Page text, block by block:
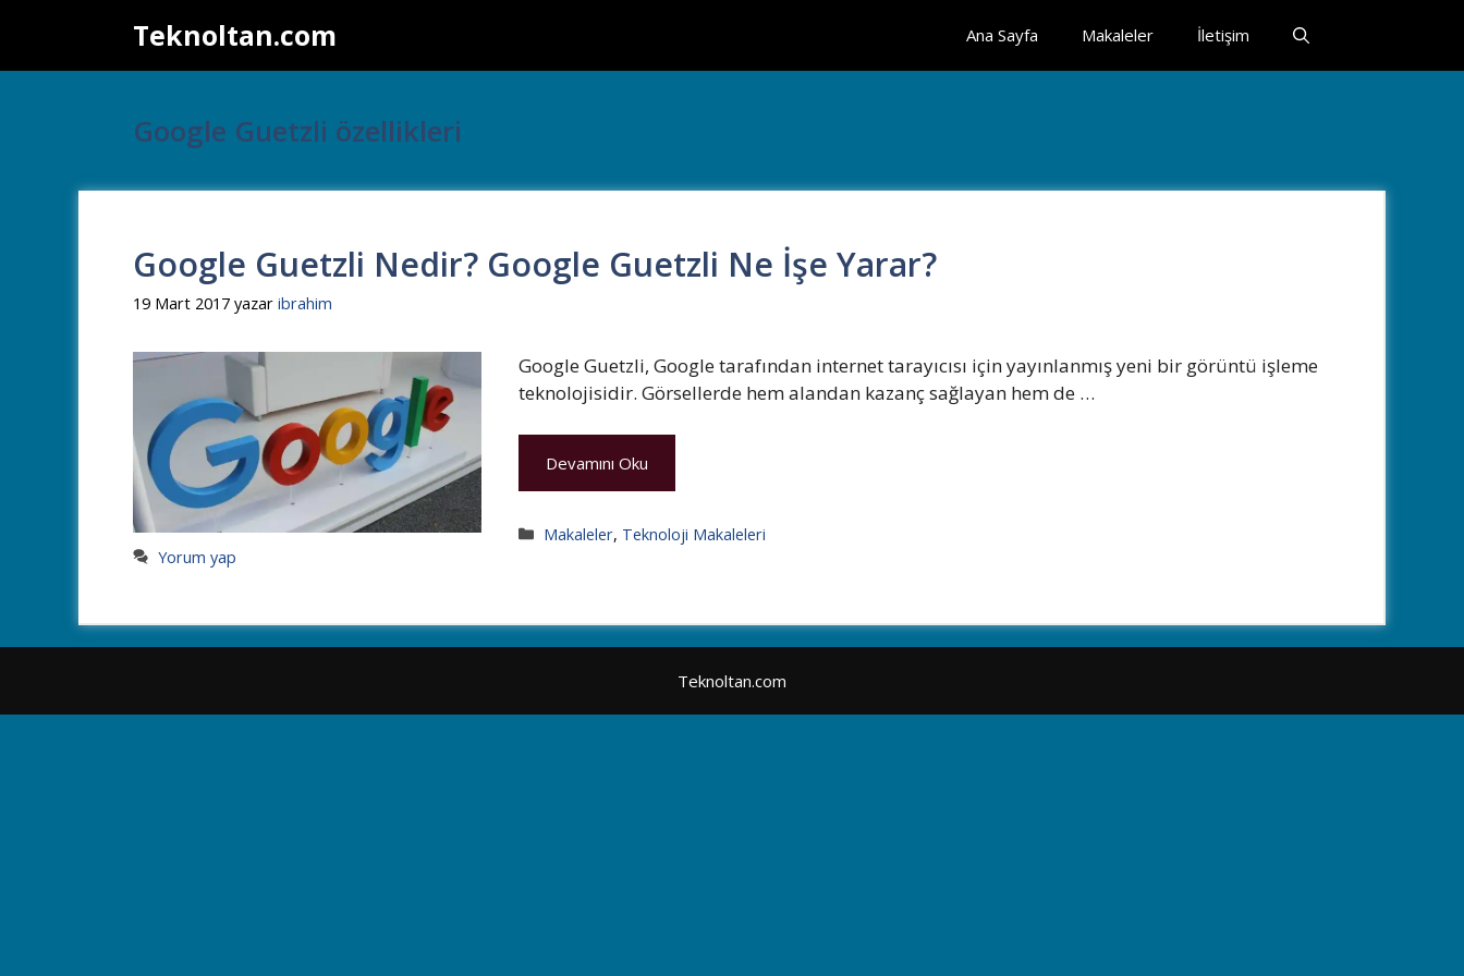
Teknoltan.com Ana Sayfa Makaleler İletişim
Google Guetzli özellikleri
Google Guetzli Nedir? Google Guetzli Ne İşe Yarar?
19 Mart 2017 yazar ibrahim
Google Guetzli, Google tarafından internet tarayıcısı için yayınlanmış yeni bir görüntü işleme
teknolojisidir. Görsellerde hem alandan kazanç sağlayan hem de …
Devamını Oku
Kategoriler
Makaleler, Teknoloji Makaleleri
Yorum yap
Teknoltan.com